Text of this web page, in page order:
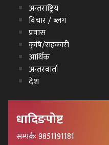
अन्तराष्ट्रिय
विचार / ब्लग
प्रवास
कृषि/सहकारी
आर्थिक
अन्तरवार्ता
देश
धादिङपोष्ट
सम्पर्कः 9851191181